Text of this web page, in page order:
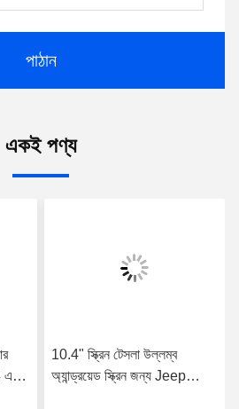
পাঠান
একই পণ্য
10.4" স্ক্রিন টেসলা উল্লম্ব
অ্যান্ড্রয়েড স্ক্রিন জন্য Jeep